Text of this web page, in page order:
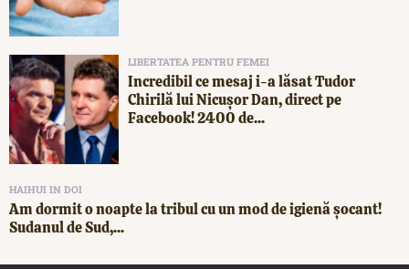
LIBERTATEA PENTRU FEMEI
Incredibil ce mesaj i-a lăsat Tudor
Chirilă lui Nicușor Dan, direct pe
Facebook! 2400 de...
HAIHUI IN DOI
Am dormit o noapte la tribul cu un mod de igienă șocant!
Sudanul de Sud,...